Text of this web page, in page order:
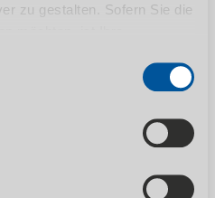
zu gestalten. Sofern Sie die
Einwilligung können
Consent-Banners mit
Nähere Informationen
die damit in Verbindung